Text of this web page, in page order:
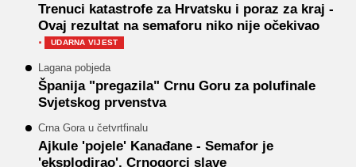
Trenuci katastrofe za Hrvatsku i poraz za kraj -
Ovaj rezultat na semaforu niko nije očekivao
· UDARNA VIJEST
Lagana pobjeda
Španija "pregazila" Crnu Goru za polufinale
Svjetskog prvenstva
Crna Gora u četvrtfinalu
Ajkule 'pojele' Kanađane - Semafor je
'eksplodirao', Crnogorci slave